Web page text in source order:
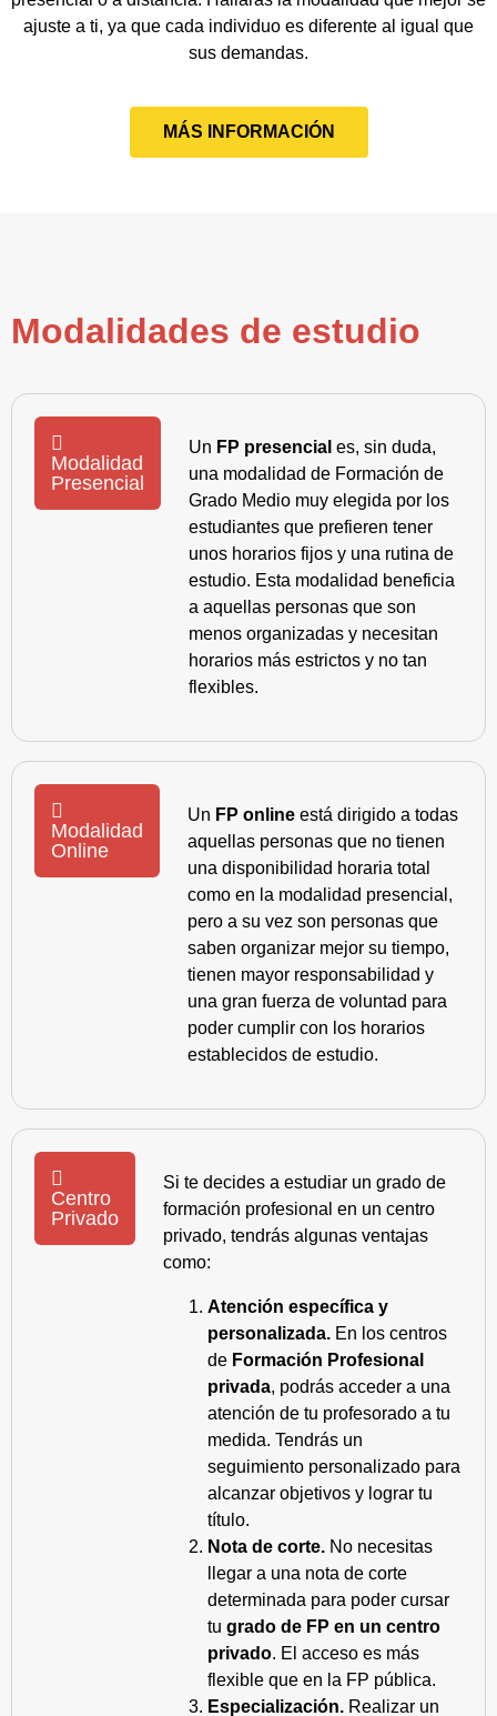
ajuste a ti, ya que cada individuo es diferente al igual que
sus demandas.
MÁS INFORMACIÓN
Modalidades de estudio
Modalidad
Presencial
Un FP presencial es, sin duda,
una modalidad de Formación de
Grado Medio muy elegida por los
estudiantes que prefieren tener
unos horarios fijos y una rutina de
estudio. Esta modalidad beneficia
a aquellas personas que son
menos organizadas y necesitan
horarios más estrictos y no tan
flexibles.
Modalidad
Online
Un FP online está dirigido a todas
aquellas personas que no tienen
una disponibilidad horaria total
como en la modalidad presencial,
pero a su vez son personas que
saben organizar mejor su tiempo,
tienen mayor responsabilidad y
una gran fuerza de voluntad para
poder cumplir con los horarios
establecidos de estudio.
Centro
Privado
Si te decides a estudiar un grado de
formación profesional en un centro
privado, tendrás algunas ventajas
como:
Atención específica y
personalizada. En los centros
de Formación Profesional
privada, podrás acceder a una
atención de tu profesorado a tu
medida. Tendrás un
seguimiento personalizado para
alcanzar objetivos y lograr tu
título.
Nota de corte. No necesitas
llegar a una nota de corte
determinada para poder cursar
tu grado de FP en un centro
privado. El acceso es más
flexible que en la FP pública.
Especialización. Realizar un